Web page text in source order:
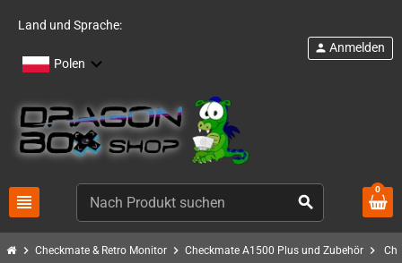
Land und Sprache:
Polen
view_headline search
person Anmelden
0
chevron_right Checkmate & Retro Monitor chevron_right Checkmate A1500 Plus und Zubehör chevron_right